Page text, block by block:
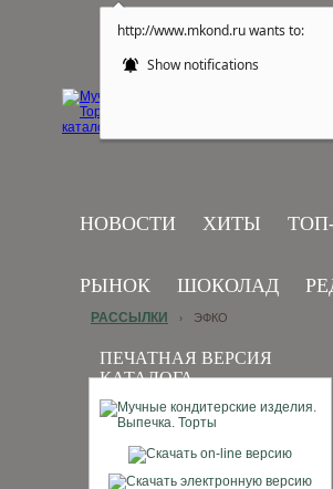
http://www.mkond.ru wants to:
Show notifications
НОВОСТИ ХИТЫ
РЫНОК ШОКОЛАД
ПЕЧАТНАЯ ВЕРСИЯ
КАТАЛОГА
РАССЫЛКИ › ЭФКО